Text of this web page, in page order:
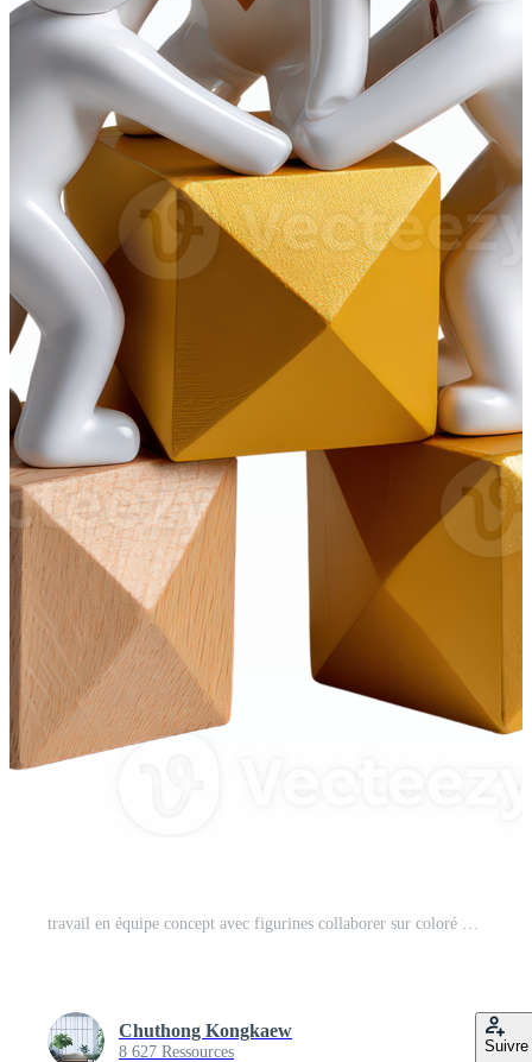
travail en équipe concept avec figurines collaborer sur coloré blocs pour affaires stratégie et Succès visualisation PNG Pro
Chuthong Kongkaew
8 627 Ressources Suivre